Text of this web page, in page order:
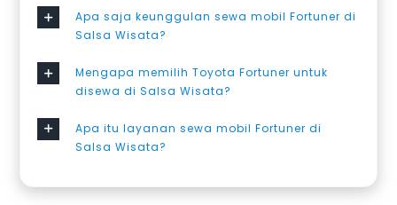
Apa saja keunggulan sewa mobil Fortuner di
Salsa Wisata?
Mengapa memilih Toyota Fortuner untuk
disewa di Salsa Wisata?
Apa itu layanan sewa mobil Fortuner di
Salsa Wisata?